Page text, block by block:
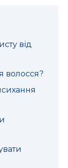
від
волосся?